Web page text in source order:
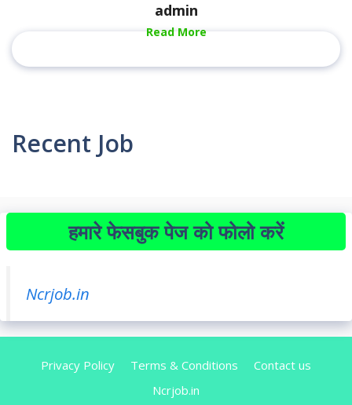
admin
Read More
Recent Job
हमारे फेसबुक पेज को फोलो करें
Ncrjob.in
Privacy Policy Terms & Conditions
Contact us
Ncrjob.in